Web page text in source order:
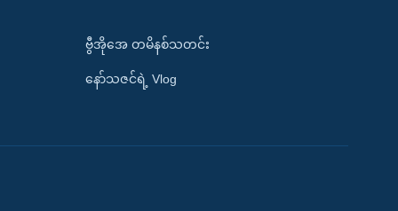
ဗွီအိုအေ တမိနစ်သတင်း
နော်သဇင်ရဲ့ Vlog